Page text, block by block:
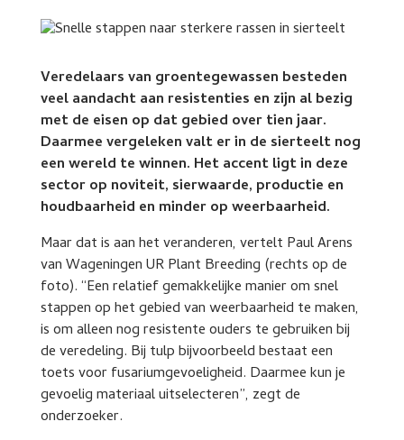
Veredelaars van groentegewassen besteden
veel aandacht aan resistenties en zijn al bezig
met de eisen op dat gebied over tien jaar.
Daarmee vergeleken valt er in de sierteelt nog
een wereld te winnen. Het accent ligt in deze
sector op noviteit, sierwaarde, productie en
houdbaarheid en minder op weerbaarheid.
Maar dat is aan het veranderen, vertelt Paul Arens
van Wageningen UR Plant Breeding (rechts op de
foto). “Een relatief gemakkelijke manier om snel
stappen op het gebied van weerbaarheid te maken,
is om alleen nog resistente ouders te gebruiken bij
de veredeling. Bij tulp bijvoorbeeld bestaat een
toets voor fusariumgevoeligheid. Daarmee kun je
gevoelig materiaal uitselecteren”, zegt de
onderzoeker.